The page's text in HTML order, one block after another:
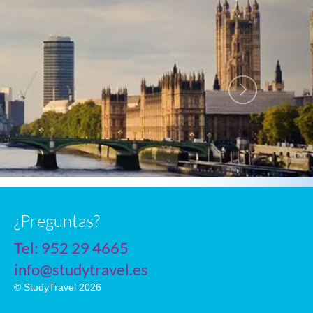
¿Preguntas?
Tel: 952 29 4665
info@studytravel.es
© StudyTravel 2026